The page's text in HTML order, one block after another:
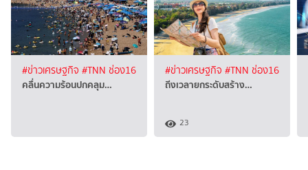
#ข่าวเศรษฐกิจ #TNN ช่อง16
คลื่นความร้อนปกคลุม…
#ข่าวเศรษฐกิจ #TNN ช่อง16
ถีงเวลายกระดับสร้าง…
23